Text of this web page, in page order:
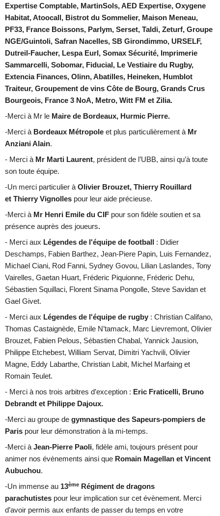
Expertise Comptable, MartinSols, AED Expertise, Oxygene
Habitat, Atoocall, Bistrot du Sommelier, Maison Meneau,
PF33, France Boissons, Parlym, Serset, Taldi, Zeturf, Groupe
NGE/Guintoli, Safran Nacelles, SB Girondimmo, URSELF,
Dutreil-Faucher, Lespa Eurl, Somax Sécurité, Imprimerie
Sammarcelli, Sobomar, Fiducial, Le Vestiaire du Rugby,
Extencia Finances, Olinn, Abatilles, Heineken, Humblot
Traiteur, Groupement de vins Côte de Bourg, Grands Crus
Bourgeois, France 3 NoA, Metro, Witt FM et Zilia.
-Merci à Mr le Maire de Bordeaux, Hurmic Pierre.
-Merci à Bordeaux Métropole et plus particulièrement à Mr
Anziani Alain.
- Merci à Mr Marti Laurent, président de l’UBB, ainsi qu’à toute
son toute équipe.
-Un merci particulier àOlivier Brouzet, Thierry Rouillard
et Thierry Vignolles pour leur aide précieuse.
-Merci à Mr Henri Emile du CIF pour son fidèle soutien et sa
présence auprès des joueurs.
- Merci aux Légendes de l'équipe de football : Didier
Deschamps, Fabien Barthez, Jean-Piere Papin, Luis Fernandez,
Michael Ciani, Rod Fanni, Sydney Govou, Lilian Laslandes, Tony
Vairelles, Gaetan Huart, Fréderic Piquionne, Fréderic Dehu,
Sébastien Squillaci, Florent Sinama Pongolle, Steve Savidan et
Gael Givet.
- Merci aux Légendes de l'équipe de rugby : Christian Califano,
Thomas Castaignède, Emile N’tamack, Marc Lievremont, Olivier
Brouzet, Fabien Pelous, Sébastien Chabal, Yannick Jausion,
Philippe Etchebest, William Servat, Dimitri Yachvili, Olivier
Magne, Eddy Labarthe, Christian Labit, Michel Marfaing et
Romain Teulet.
- Merci à nos trois arbitres d’exception : Eric Fraticelli, Bruno
Debrandt et Philippe Dajoux.
-Merci au groupe de gymnastique des Sapeurs-pompiers de
Paris pour leur démonstration à la mi-temps.
-Merci àJean-Pierre Paoli, fidèle ami, toujours présent pour
animer nos évènements ainsi que Romain Magellan et Vincent
Aubuchou.
-Un immense au 13ème Régiment de dragons
parachutistes pour leur implication sur cet évènement. Merci
d’avoir permis aux enfants de passer du temps en votre